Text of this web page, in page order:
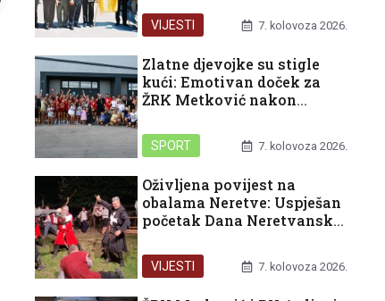
Republike Hrvatske u
organizaciji Podružnice
županije
VIJESTI 7. kolovoza 2026.
Zlatne djevojke su stigle
kući: Emotivan doček za
ŽRK Metković nakon
Rijeci
SPORT 7. kolovoza 2026.
Oživljena povijest na
obalama Neretve: Uspješan
početak Dana Neretvanske
pred nama
VIJESTI 7. kolovoza 2026.